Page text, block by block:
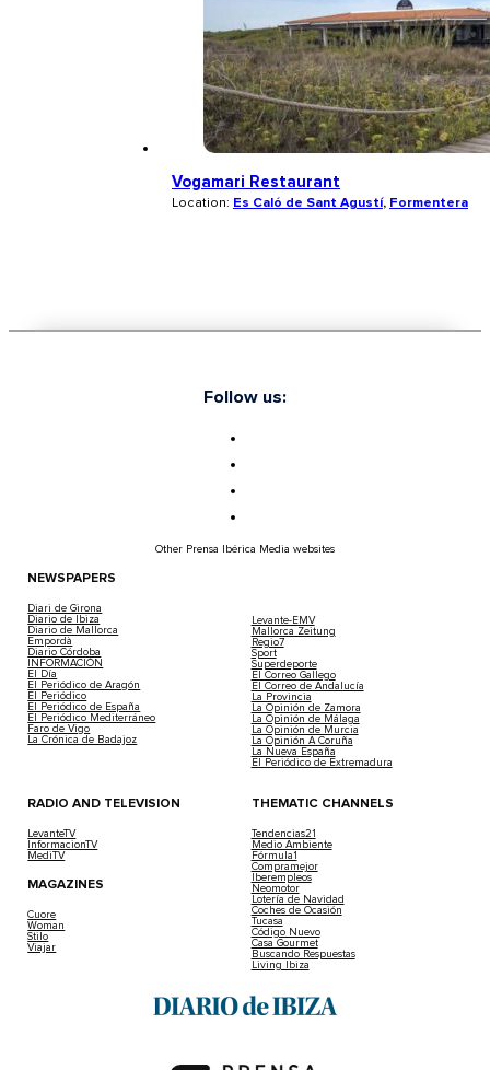
Vogamari Restaurant
Location: Es Caló de Sant Agustí, Formentera
Follow us:
Other Prensa Ibérica Media websites
NEWSPAPERS
Diari de Girona
Diario de Ibiza
Diario de Mallorca
Empordà
Diario Córdoba
INFORMACIÓN
El Día
El Periódico de Aragón
El Periódico
El Periódico de España
El Periódico Mediterráneo
Faro de Vigo
La Crónica de Badajoz
Levante-EMV
Mallorca Zeitung
Regio7
Sport
Superdeporte
El Correo Gallego
El Correo de Andalucía
La Provincia
La Opinión de Zamora
La Opinión de Málaga
La Opinión de Murcia
La Opinión A Coruña
La Nueva España
El Periódico de Extremadura
RADIO AND TELEVISION
LevanteTV
InformacionTV
MediTV
MAGAZINES
Cuore
Woman
Stilo
Viajar
THEMATIC CHANNELS
Tendencias21
Medio Ambiente
Fórmula1
Compramejor
Iberempleos
Neomotor
Lotería de Navidad
Coches de Ocasión
Tucasa
Código Nuevo
Casa Gourmet
Buscando Respuestas
Living Ibiza